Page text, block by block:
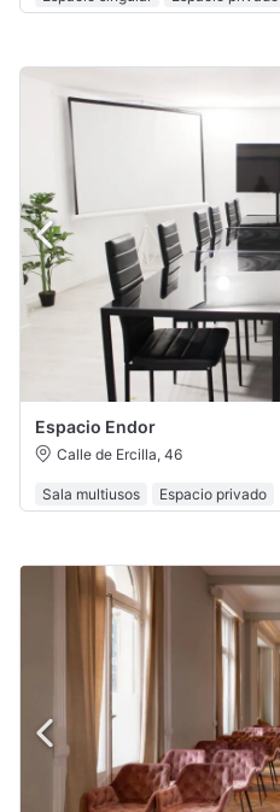
Espacio Endor
Calle de Ercilla, 46
Sala multiusos Espacio privado